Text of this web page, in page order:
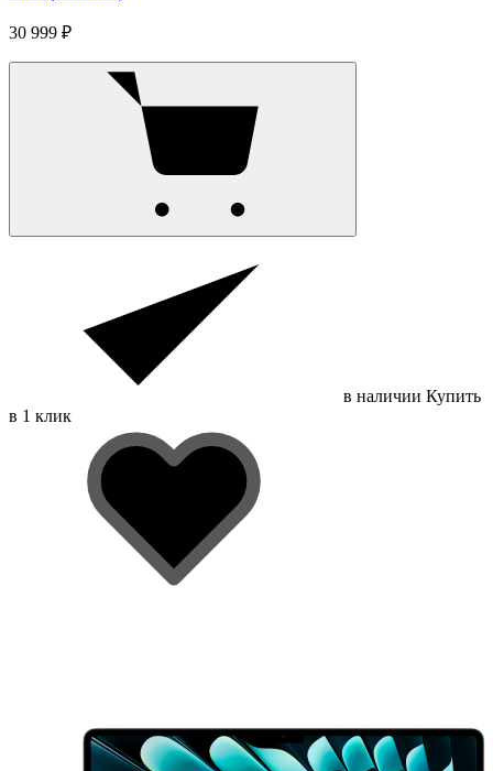
30 999 ₽
в наличии Купить
в 1 клик